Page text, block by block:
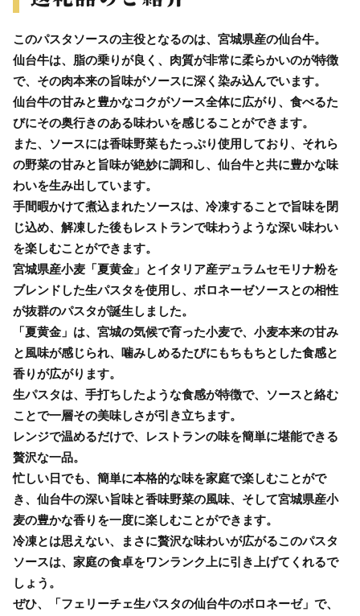
このパスタソースの主役となるのは、宮城県産の仙台牛。
仙台牛は、脂の乗りが良く、肉質が非常に柔らかいのが特徴
で、その肉本来の旨味がソースに深く染み込んでいます。
仙台牛の甘みと豊かなコクがソース全体に広がり、食べるた
びにその奥行きのある味わいを感じることができます。
また、ソースには香味野菜もたっぷり使用しており、それら
の野菜の甘みと旨味が絶妙に調和し、仙台牛と共に豊かな味
わいを生み出しています。
手間暇かけて煮込まれたソースは、冷凍することで旨味を閉
じ込め、解凍した後もレストランで味わうような深い味わい
を楽しむことができます。
宮城県産小麦「夏黄金」とイタリア産デュラムセモリナ粉を
ブレンドした生パスタを使用し、ボロネーゼソースとの相性
が抜群のパスタが誕生しました。
「夏黄金」は、宮城の気候で育った小麦で、小麦本来の甘み
と風味が感じられ、噛みしめるたびにもちもちとした食感と
香りが広がります。
生パスタは、手打ちしたような食感が特徴で、ソースと絡む
ことで一層その美味しさが引き立ちます。
レンジで温めるだけで、レストランの味を簡単に堪能できる
贅沢な一品。
忙しい日でも、簡単に本格的な味を家庭で楽しむことがで
き、仙台牛の深い旨味と香味野菜の風味、そして宮城県産小
麦の豊かな香りを一度に楽しむことができます。
冷凍とは思えない、まさに贅沢な味わいが広がるこのパスタ
ソースは、家庭の食卓をワンランク上に引き上げてくれるで
しょう。
ぜひ、「フェリーチェ生パスタの仙台牛のボロネーゼ」で、